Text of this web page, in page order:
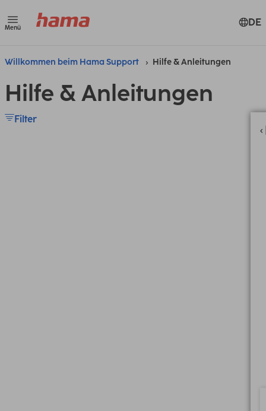
Menü DE
Willkommen beim Hama Support Hilfe & Anleitungen
Hilfe & Anleitungen
Filter